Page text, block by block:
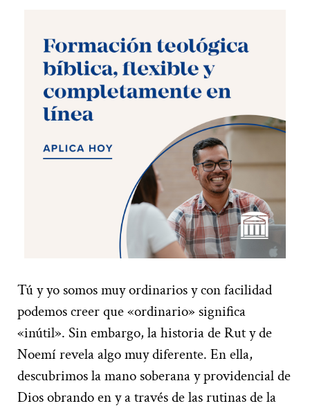
Tú y yo somos muy ordinarios y con facilidad
podemos creer que «ordinario» significa
«inútil». Sin embargo, la historia de Rut y de
Noemí revela algo muy diferente. En ella,
descubrimos la mano soberana y providencial de
Dios obrando en y a través de las rutinas de la